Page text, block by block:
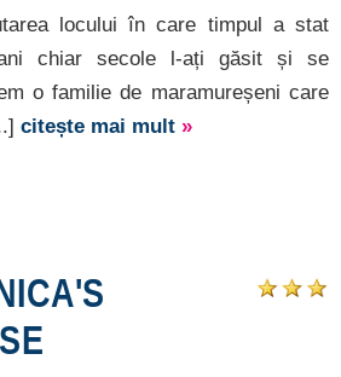
locului în care timpul a stat
chiar secole l-ați găsit și se
o familie de maramureșeni care
citește mai mult »